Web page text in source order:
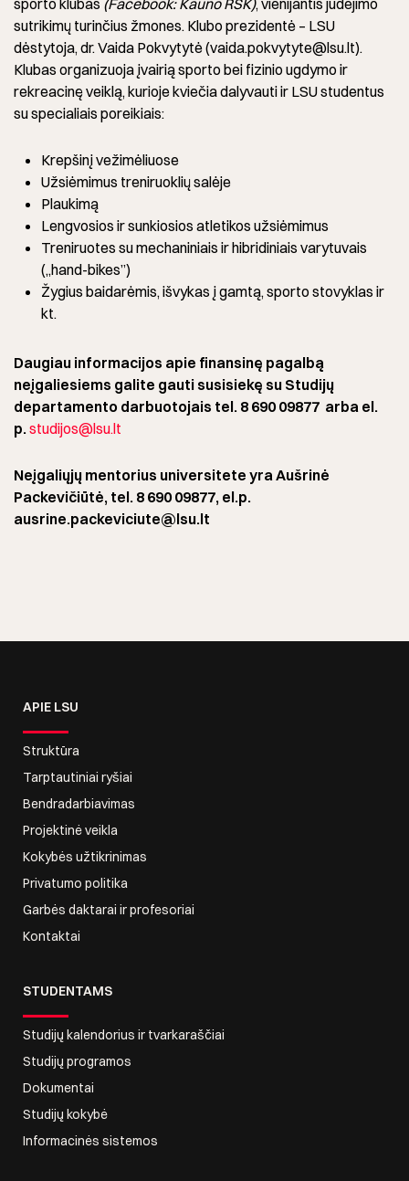
sporto klubas (Facebook: Kauno RSK), vienijantis judėjimo
sutrikimų turinčius žmones. Klubo prezidentė – LSU
dėstytoja, dr. Vaida Pokvytytė (vaida.pokvytyte@lsu.lt).
Klubas organizuoja įvairią sporto bei fizinio ugdymo ir
rekreacinę veiklą, kurioje kviečia dalyvauti ir LSU studentus
su specialiais poreikiais:
Krepšinį vežimėliuose
Užsiėmimus treniruoklių salėje
Plaukimą
Lengvosios ir sunkiosios atletikos užsiėmimus
Treniruotes su mechaniniais ir hibridiniais varytuvais
(„hand-bikes”)
Žygius baidarėmis, išvykas į gamtą, sporto stovyklas ir
kt.
Daugiau informacijos apie finansinę pagalbą
neįgaliesiems galite gauti susisiekę su Studijų
departamento darbuotojais tel. 8 690 09877 arba el.
p.studijos@lsu.lt
Neįgaliųjų mentorius universitete yra Aušrinė
Packevičiūtė, tel. 8 690 09877, el.p.
ausrine.packeviciute@lsu.lt
APIE LSU
Struktūra
Tarptautiniai ryšiai
Bendradarbiavimas
Projektinė veikla
Kokybės užtikrinimas
Privatumo politika
Garbės daktarai ir profesoriai
Kontaktai
STUDENTAMS
Studijų kalendorius ir tvarkaraščiai
Studijų programos
Dokumentai
Studijų kokybė
Informacinės sistemos